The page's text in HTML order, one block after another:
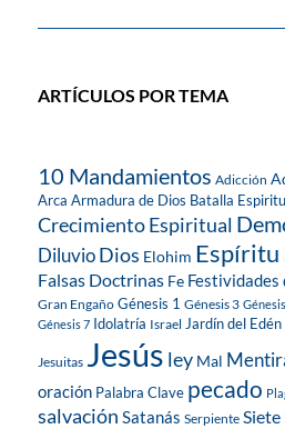
ARTÍCULOS POR TEMA
10 Mandamientos Adicción
Arca Armadura de Dios Batalla
Crecimiento Espiritual
DiluvioDios Elohim Espíritu
Falsas Doctrinas Fe Festividades
Gran Engaño Génesis 1 Génesis 3
Génesis 7 Idolatría Israel Jardín del Edén
Jesuitas Jesús ley Mal
oración Palabra Clave pecado
salvación Satanás Serpiente